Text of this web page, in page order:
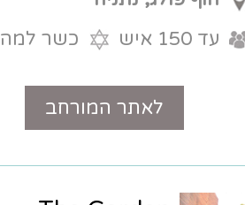
למהדרין
טלפון